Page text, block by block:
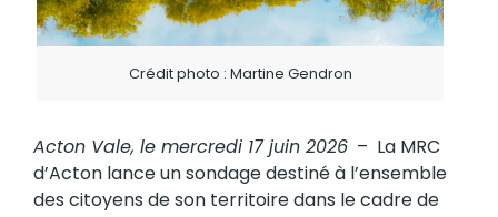
Crédit photo : Martine Gendron
Acton Vale, le mercredi 17 juin 2026 – La MRC
d’Acton lance un sondage destiné à l’ensemble
des citoyens de son territoire dans le cadre de